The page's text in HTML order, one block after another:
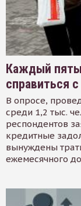
Каждый
справиться
В опросе,
среди 1,2 тыс.
респондентов
кредитные
вынуждены
ежемесячного